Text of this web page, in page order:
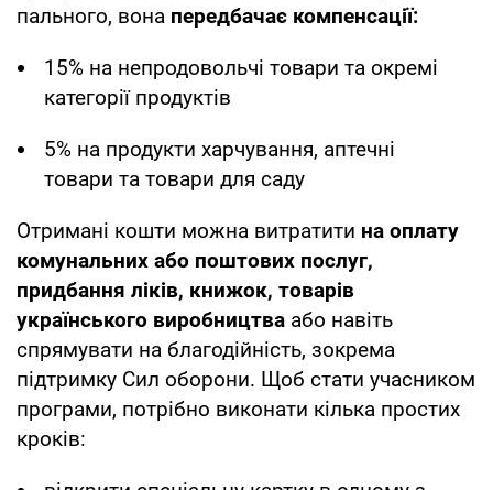
пального, вона передбачає компенсації:
15% на непродовольчі товари та окремі
категорії продуктів
5% на продукти харчування, аптечні
товари та товари для саду
Отримані кошти можна витратити на оплату
комунальних або поштових послуг,
придбання ліків, книжок, товарів
українського виробництва або навіть
спрямувати на благодійність, зокрема
підтримку Сил оборони. Щоб стати учасником
програми, потрібно виконати кілька простих
кроків: